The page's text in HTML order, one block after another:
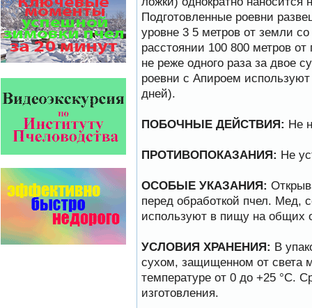
Безукоризненно сильное
звено в системе
комплексного оздоровления
от болезней пчел и
повышения рентабельности
пасеки.
Апидез, Варроадез, Амипол-Т,
Полисан и Гармония…
На рынке, где есть Варроадез
очень сложно приходится
конкурентным препаратам
ни по цене,…
Пчёлы умеют считать до
четырёх.
Проведя серию
экспериментов, учёные
выяснили, что медоносные
пчёлы превосходят…
Подготовленные роевни
уровне 3 5 метров от земли
расстоянии 100 800 метров
не реже одного раза за двое
роевни с Апироем
дней).
ПОБОЧНЫЕ ДЕЙСТВИЯ: Не
ПРОТИВОПОКАЗАНИЯ: Не
ОСОБЫЕ УКАЗАНИЯ:
перед обработкой пчел. Мед,
используют в пищу на общих
УСЛОВИЯ ХРАНЕНИЯ: В
сухом, защищенном от света
температуре от 0 до +25 °С.
изготовления.